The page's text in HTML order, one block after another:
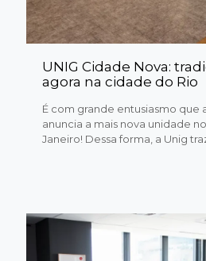
UNIG Cidade Nova:
agora na cidade do Rio
É com grande entusiasmo que
anuncia a mais nova unidade
Janeiro! Dessa forma, a Unig